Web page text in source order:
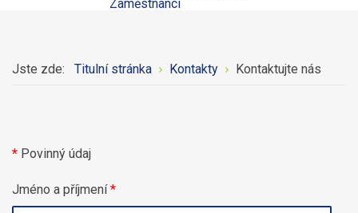
Zaměstnanci
Jste zde: Titulní stránka Kontakty Kontaktujte nás
* Povinný údaj
Jméno a příjmení*